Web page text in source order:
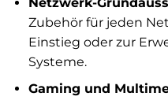
Zubehör für jeden
Einstieg oder zur
Systeme.
Gaming und